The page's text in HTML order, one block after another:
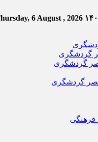
6 August , 2026
گردشگری
گردشگری
عصر گردشگری